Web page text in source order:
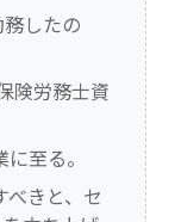
したの
険労務士資
至る。
べきと、セ